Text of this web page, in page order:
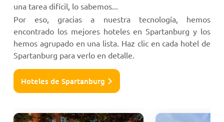
una tarea difícil, lo sabemos...
Por eso, gracias a nuestra tecnología, hemos
encontrado los mejores hoteles en Spartanburg y los
hemos agrupado en una lista. Haz clic en cada hotel de
Spartanburg para verlo en detalle.
Hoteles de Spartanburg